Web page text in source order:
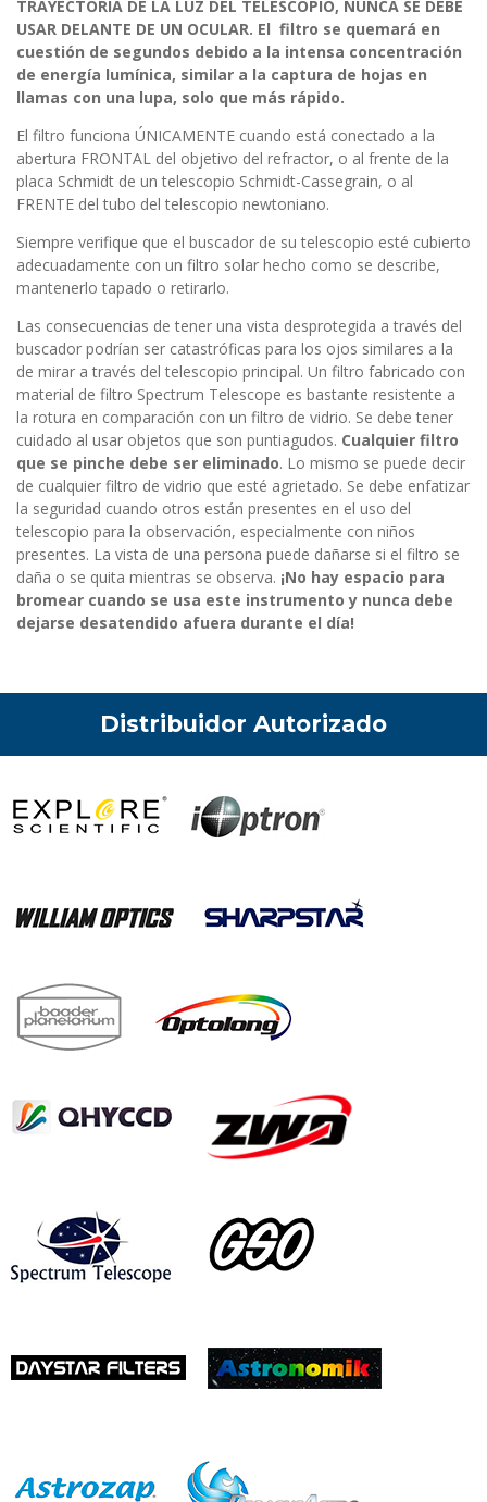
TRAYECTORIA DE LA LUZ DEL TELESCOPIO, NUNCA SE DEBE
USAR DELANTE DE UN OCULAR. El filtro se quemará en
cuestión de segundos debido a la intensa concentración
de energía lumínica, similar a la captura de hojas en
llamas con una lupa, solo que más rápido.
El filtro funciona ÚNICAMENTE cuando está conectado a la
abertura FRONTAL del objetivo del refractor, o al frente de la
placa Schmidt de un telescopio Schmidt-Cassegrain, o al
FRENTE del tubo del telescopio newtoniano.
Siempre verifique que el buscador de su telescopio esté cubierto
adecuadamente con un filtro solar hecho como se describe,
mantenerlo tapado o retirarlo.
Las consecuencias de tener una vista desprotegida a través del
buscador podrían ser catastróficas para los ojos similares a la
de mirar a través del telescopio principal. Un filtro fabricado con
material de filtro Spectrum Telescope es bastante resistente a
la rotura en comparación con un filtro de vidrio. Se debe tener
cuidado al usar objetos que son puntiagudos. Cualquier filtro
que se pinche debe ser eliminado. Lo mismo se puede decir
de cualquier filtro de vidrio que esté agrietado. Se debe enfatizar
la seguridad cuando otros están presentes en el uso del
telescopio para la observación, especialmente con niños
presentes. La vista de una persona puede dañarse si el filtro se
daña o se quita mientras se observa. ¡No hay espacio para
bromear cuando se usa este instrumento y nunca debe
dejarse desatendido afuera durante el día!
Distribuidor Autorizado